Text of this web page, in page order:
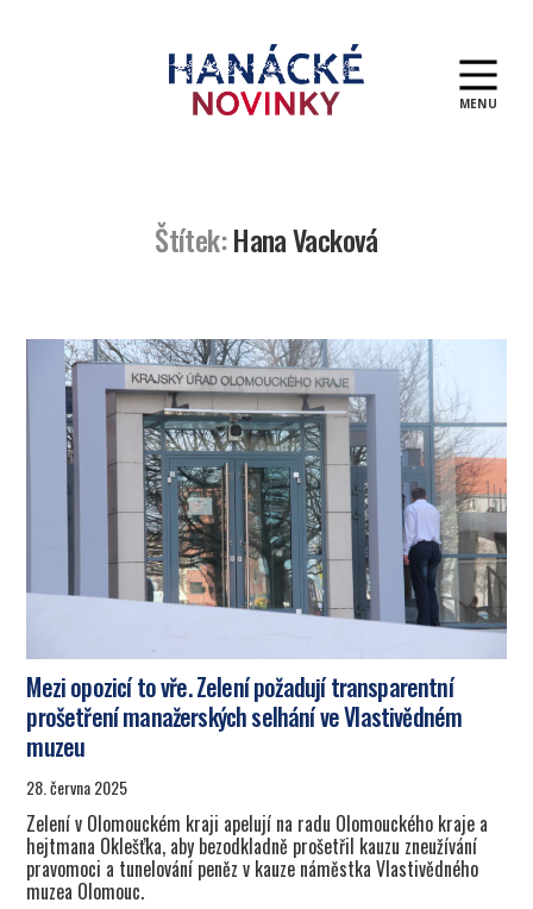
MENU
Štítek:Hana Vacková
Mezi opozicí to vře. Zelení požadují transparentní
prošetření manažerských selhání ve Vlastivědném
muzeu
28. června 2025
Zelení v Olomouckém kraji apelují na radu Olomouckého kraje a
hejtmana Oklešťka, aby bezodkladně prošetřil kauzu zneužívání
pravomoci a tunelování peněz v kauze náměstka Vlastivědného
muzea Olomouc.